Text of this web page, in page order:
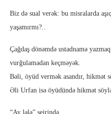
Biz də sual verək: bu misralarda
yaşamırmı?..
Çağdaş dönəmdə ustadnamə
vurğulamadan keçməyək.
Bəli, öyüd vermək asandır, hikmət
Əli Urfan isə öyüdündə hikmət
“Ay lələ” şeirində